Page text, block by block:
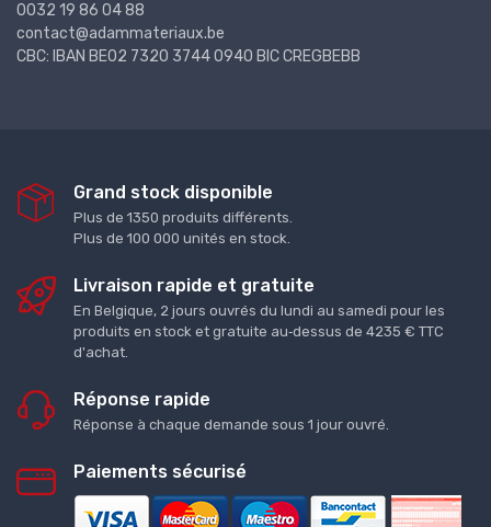
0032 19 86 04 88
contact@adammateriaux.be
CBC: IBAN BE02 7320 3744 0940 BIC CREGBEBB
Grand stock disponible
Plus de 1350 produits différents.
Plus de 100 000 unités en stock.
Livraison rapide et gratuite
En Belgique, 2 jours ouvrés du lundi au samedi pour les
produits en stock et gratuite au‑dessus de 4235 € TTC
d'achat.
Réponse rapide
Réponse à chaque demande sous 1 jour ouvré.
Paiements sécurisé